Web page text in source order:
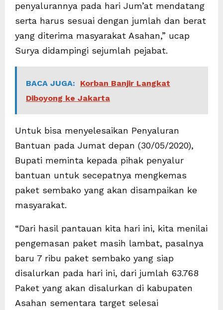
penyalurannya pada hari Jum’at mendatang
serta harus sesuai dengan jumlah dan berat
yang diterima masyarakat Asahan,” ucap
Surya didampingi sejumlah pejabat.
BACA JUGA:
Korban Banjir Langkat
Diboyong ke Jakarta
Untuk bisa menyelesaikan Penyaluran
Bantuan pada Jumat depan (30/05/2020),
Bupati meminta kepada pihak penyalur
bantuan untuk secepatnya mengkemas
paket sembako yang akan disampaikan ke
masyarakat.
“Dari hasil pantauan kita hari ini, kita menilai
pengemasan paket masih lambat, pasalnya
baru 7 ribu paket sembako yang siap
disalurkan pada hari ini, dari jumlah 63.768
Paket yang akan disalurkan di kabupaten
Asahan sementara target selesai